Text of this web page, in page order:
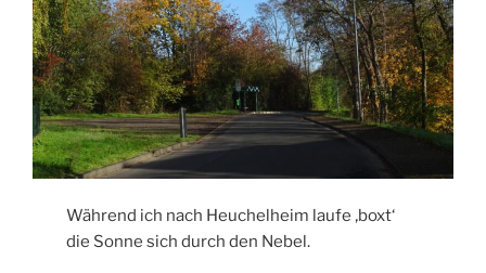
Während ich nach Heuchelheim laufe ‚boxt‘
die Sonne sich durch den Nebel.